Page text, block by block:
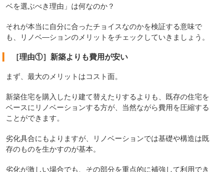
ベを選ぶべき理由」は何なのか？
それが本当に自分に合ったチョイスなのかを検証する意味で
も、リノベ―ションのメリットをチェックしていきましょう。
［理由①］新築よりも費用が安い
まず、最大のメリットはコスト面。
新築住宅を購入したり建て替えたりするよりも、既存の住宅を
ベースにリノベーションする方が、当然ながら費用を圧縮する
ことができます。
劣化具合にもよりますが、リノベーションでは基礎や構造は既
存のものを生かすのが基本。
劣化が激しい場合でも、その部分を重点的に補強して利用でき